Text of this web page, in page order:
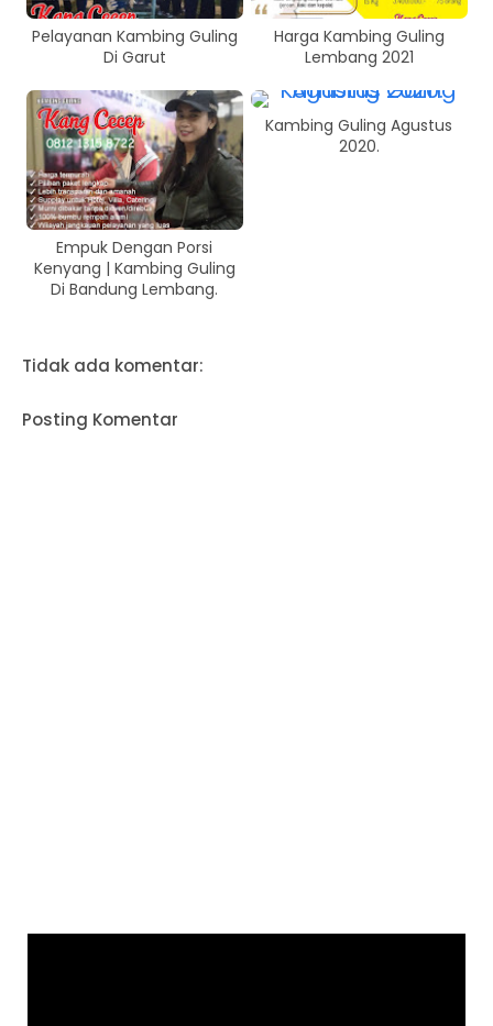
Pelayanan Kambing Guling
Di Garut
Harga Kambing Guling
Lembang 2021
Empuk Dengan Porsi
Kenyang | Kambing Guling
Di Bandung Lembang.
Kambing Guling Agustus
2020.
Tidak ada komentar:
Posting Komentar